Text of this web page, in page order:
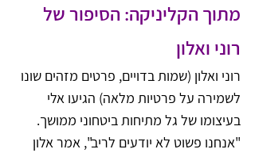
מתוך הקליניקה: הסיפור של
רוני ואלון
רוני ואלון (שמות בדויים, פרטים מזהים שונו
לשמירה על פרטיות מלאה) הגיעו אלי
בעיצומו של גל מתיחות ביטחוני ממושך.
"אנחנו פשוט לא יודעים לריב", אמר אלון